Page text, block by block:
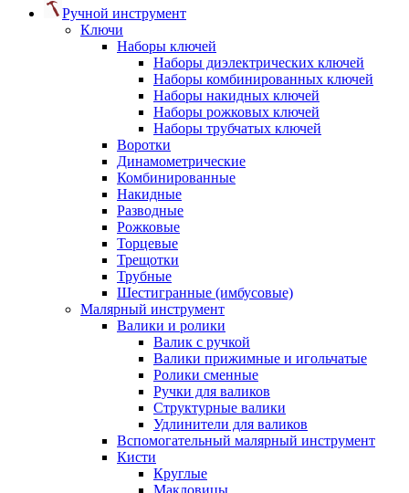
Ручной инструмент
Ключи
Наборы ключей
Наборы диэлектрических ключей
Наборы комбинированных ключей
Наборы накидных ключей
Наборы рожковых ключей
Наборы трубчатых ключей
Воротки
Динамометрические
Комбинированные
Накидные
Разводные
Рожковые
Торцевые
Трещотки
Трубные
Шестигранные (имбусовые)
Малярный инструмент
Валики и ролики
Валик с ручкой
Валики прижимные и игольчатые
Ролики сменные
Ручки для валиков
Структурные валики
Удлинители для валиков
Вспомогательный малярный инструмент
Кисти
Круглые
Макловицы